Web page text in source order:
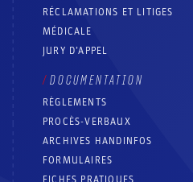
RÉCLAMATIONS ET LITIGES
MÉDICALE
JURY D’APPEL
DOCUMENTATION
RÈGLEMENTS
PROCÈS-VERBAUX
ARCHIVES HANDINFOS
FORMULAIRES
FICHES PRATIQUES